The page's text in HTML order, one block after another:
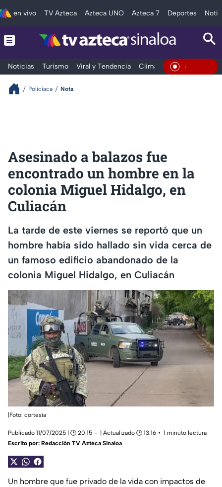
en vivo TV Azteca Azteca UNO Azteca 7 Deportes
Noticias Turismo Viral y Tendencia Clima Deportes En Vivo
Policiaca Nota
Asesinado a balazos fue
encontrado un hombre en la
colonia Miguel Hidalgo, en
Culiacán
La tarde de este viernes se reportó que un
hombre había sido hallado sin vida cerca de
un famoso edificio abandonado de la
colonia Miguel Hidalgo, en Culiacán
|Foto: cortesía
Publicado 11/07/2025 | 🕑 20:15 | Actualizado 🕑 13:16
1 minuto lectura
Escrito por: Redacción TV Azteca Sinaloa
Un hombre que fue privado de la vida con impactos de